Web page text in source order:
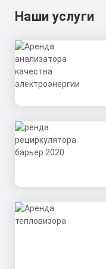
Наши услуги